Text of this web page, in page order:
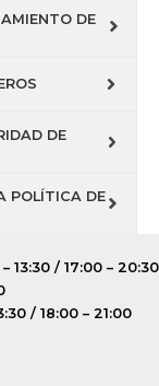
DE
DE
POLÍTICA DE
13:30 / 17:00 – 20:30
/ 18:00 – 21:00